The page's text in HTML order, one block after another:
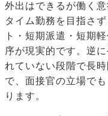
外出はできるが働く
タイム勤務を目指さ
ト・短期派遣・短期
序が現実的です。逆
れていない段階で長
で、面接官の立場で
ります。